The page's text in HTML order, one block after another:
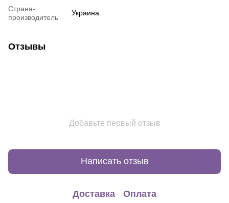
Страна-
производитель
Украина
Отзывы
Добавьте первый отзыв
Написать отзыв
Доставка Оплата